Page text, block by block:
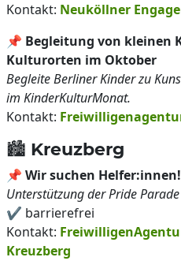
Kontakt: Neuköllner
📌 Begleitung von kleinen
Kulturorten im Oktober
Begleite Berliner Kinder zu
im KinderKulturMonat.
Kontakt:
🏙️ Kreuzberg
📌 Wir suchen Helfer:innen!
Unterstützung der Pride
✔️ barrierefrei
Kontakt:
Kreuzberg